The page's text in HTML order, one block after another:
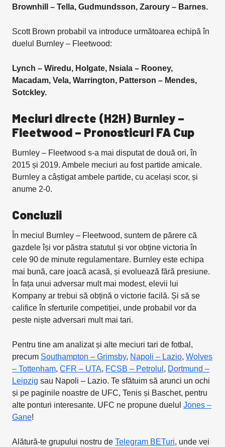
Brownhill – Tella, Gudmundsson, Zaroury – Barnes.
Scott Brown probabil va introduce următoarea echipă în
duelul Burnley – Fleetwood:
Lynch – Wiredu, Holgate, Nsiala – Rooney,
Macadam, Vela, Warrington, Patterson – Mendes,
Sotckley.
Meciuri directe (H2H) Burnley –
Fleetwood – Pronosticuri FA Cup
Burnley – Fleetwood s-a mai disputat de două ori, în
2015 și 2019. Ambele meciuri au fost partide amicale.
Burnley a câștigat ambele partide, cu același scor, și
anume 2-0.
Concluzii
În meciul Burnley – Fleetwood, suntem de părere că
gazdele își vor păstra statutul și vor obține victoria în
cele 90 de minute regulamentare. Burnley este echipa
mai bună, care joacă acasă, și evoluează fără presiune.
În fața unui adversar mult mai modest, elevii lui
Kompany ar trebui să obțină o victorie facilă. Și să se
califice în sferturile competiției, unde probabil vor da
peste niște adversari mult mai tari.
Pentru tine am analizat și alte meciuri tari de fotbal,
precum Southampton – Grimsby, Napoli – Lazio, Wolves
– Tottenham, CFR – UTA, FCSB – Petrolul , Dortmund –
Leipzig sau Napoli – Lazio. Te sfătuim să arunci un ochi
și pe paginile noastre de UFC, Tenis și Baschet, pentru
alte ponturi interesante. UFC ne propune duelul Jones –
Gane!
Alătură-te grupului nostru de Telegram BETuri, unde vei